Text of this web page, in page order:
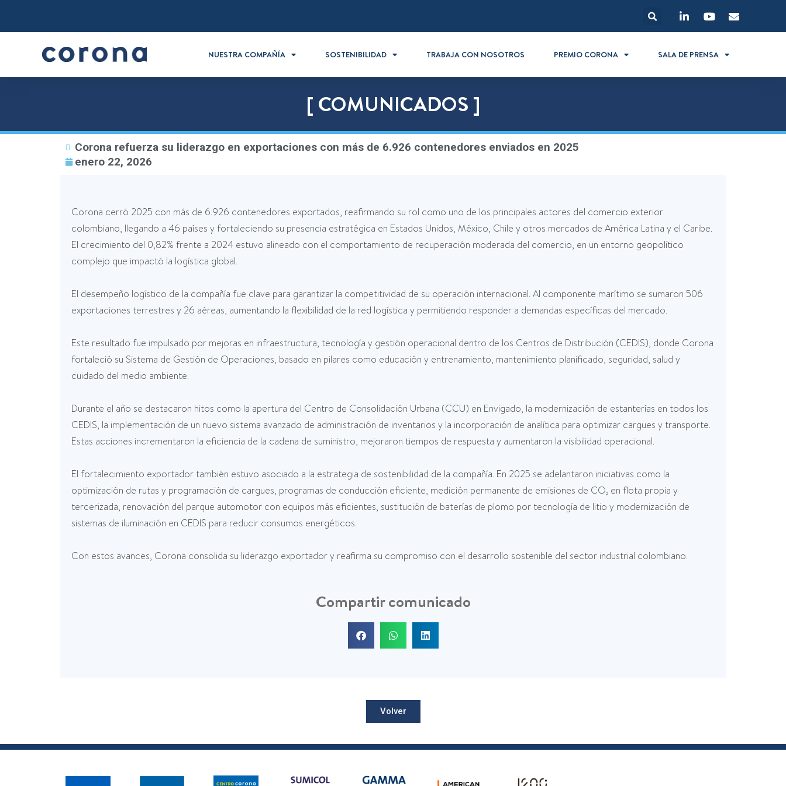
NUESTRA COMPAÑÍA SOSTENIBILIDAD TRABAJA CON NOSOTROS PREMIO CORONA SALA DE PRENSA
[ COMUNICADOS ]
Corona refuerza su liderazgo en exportaciones con más de 6.926 contenedores enviados en 2025
enero 22, 2026
Corona cerró 2025 con más de 6.926 contenedores exportados, reafirmando su rol como uno de los principales actores del comercio exterior
colombiano, llegando a 46 países y fortaleciendo su presencia estratégica en Estados Unidos, México, Chile y otros mercados de América Latina y el Caribe.
El crecimiento del 0,82% frente a 2024 estuvo alineado con el comportamiento de recuperación moderada del comercio, en un entorno geopolítico
complejo que impactó la logística global.
El desempeño logístico de la compañía fue clave para garantizar la competitividad de su operación internacional. Al componente marítimo se sumaron 506
exportaciones terrestres y 26 aéreas, aumentando la flexibilidad de la red logística y permitiendo responder a demandas específicas del mercado.
Este resultado fue impulsado por mejoras en infraestructura, tecnología y gestión operacional dentro de los Centros de Distribución (CEDIS), donde Corona
fortaleció su Sistema de Gestión de Operaciones, basado en pilares como educación y entrenamiento, mantenimiento planificado, seguridad, salud y
cuidado del medio ambiente.
Durante el año se destacaron hitos como la apertura del Centro de Consolidación Urbana (CCU) en Envigado, la modernización de estanterías en todos los
CEDIS, la implementación de un nuevo sistema avanzado de administración de inventarios y la incorporación de analítica para optimizar cargues y transporte.
Estas acciones incrementaron la eficiencia de la cadena de suministro, mejoraron tiempos de respuesta y aumentaron la visibilidad operacional.
El fortalecimiento exportador también estuvo asociado a la estrategia de sostenibilidad de la compañía. En 2025 se adelantaron iniciativas como la
optimización de rutas y programación de cargues, programas de conducción eficiente, medición permanente de emisiones de CO₂ en flota propia y
tercerizada, renovación del parque automotor con equipos más eficientes, sustitución de baterías de plomo por tecnología de litio y modernización de
sistemas de iluminación en CEDIS para reducir consumos energéticos.
Con estos avances, Corona consolida su liderazgo exportador y reafirma su compromiso con el desarrollo sostenible del sector industrial colombiano.
Compartir comunicado
Volver